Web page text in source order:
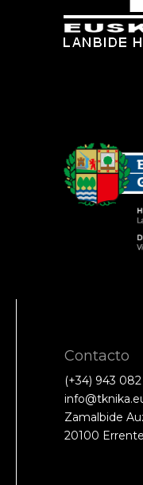
Contacto
(+34) 943
Zamalbide
20100